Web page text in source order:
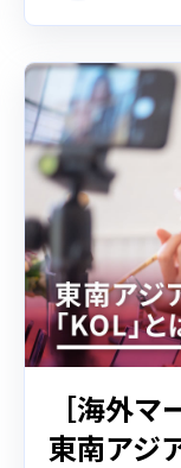
［海外マ
東南アジ